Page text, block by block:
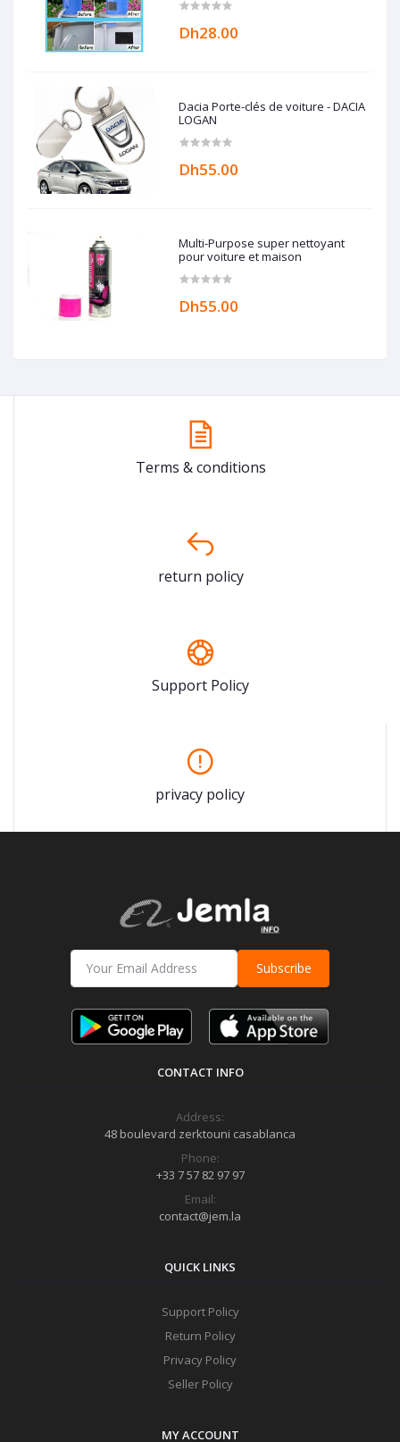
étanchéité complète
Dh28.00
Dacia Porte-clés de voiture - DACIA
LOGAN
Dh55.00
Multi-Purpose super nettoyant
pour voiture et maison
Dh55.00
Terms & conditions
return policy
Support Policy
privacy policy
Subscribe
CONTACT INFO
Address:
48 boulevard zerktouni casablanca
Phone:
+33 7 57 82 97 97
Email:
contact@jem.la
QUICK LINKS
Support Policy
Return Policy
Privacy Policy
Seller Policy
MY ACCOUNT